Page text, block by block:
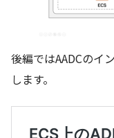
後編ではAADCのイ
します。